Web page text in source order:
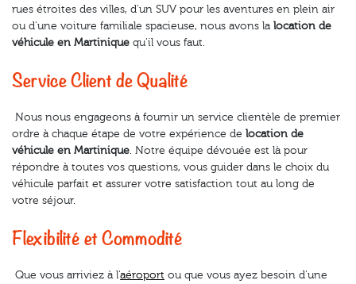
rues étroites des villes, d'un SUV pour les aventures en plein air
ou d'une voiture familiale spacieuse, nous avons lalocation de
véhicule en Martinique qu'il vous faut.
Service Client de Qualité
Nous nous engageons à fournir un service clientèle de premier
ordre à chaque étape de votre expérience de location de
véhicule en Martinique. Notre équipe dévouée est là pour
répondre à toutes vos questions, vous guider dans le choix du
véhicule parfait et assurer votre satisfaction tout au long de
votre séjour.
Flexibilité et Commodité
Que vous arriviez à l'aéroport ou que vous ayez besoin d'une